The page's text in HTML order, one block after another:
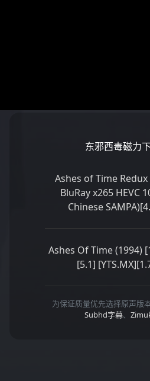
东邪西毒磁力
Ashes of Time Redux
BluRay x265 HEVC
Chinese
Ashes Of Time (1994)
[5.1]
为保证质量优先选择原声版
Subhd字幕、